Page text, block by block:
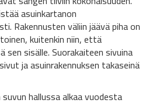
asuinkartanon
Rakennusten väliin jäävä piha on
kuitenkin niin, että
sen sisälle. Suorakaiteen sivuina
ja asuinrakennuksen takaseinä
hallussa alkaa vuodesta